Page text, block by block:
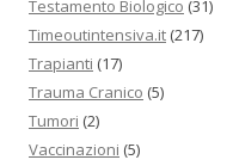
Testamento Biologico (31)
Timeoutintensiva.it (217)
Trapianti (17)
Trauma Cranico (5)
Tumori (2)
Vaccinazioni (5)